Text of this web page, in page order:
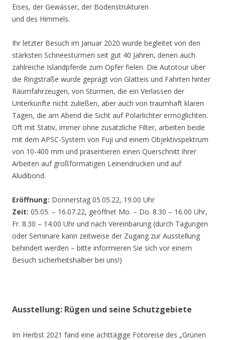
Eises, der Gewässer, der Bodenstrukturen
und des Himmels.
Ihr letzter Besuch im Januar 2020 wurde begleitet von den
stärksten Schneestürmen seit gut 40 Jahren, denen auch
zahlreiche Islandpferde zum Opfer fielen. Die Autotour über
die Ringstraße wurde geprägt von Glatteis und Fahrten hinter
Räumfahrzeugen, von Stürmen, die ein Verlassen der
Unterkünfte nicht zuließen, aber auch von traumhaft klaren
Tagen, die am Abend die Sicht auf Polarlichter ermöglichten.
Oft mit Stativ, immer ohne zusätzliche Filter, arbeiten beide
mit dem APSC-System von Fuji und einem Objektivspektrum
von 10-400 mm und präsentieren einen Querschnitt ihrer
Arbeiten auf großformatigen Leinendrucken und auf
Aludibond.
Eröffnung: Donnerstag 05.05.22, 19.00 Uhr
Zeit: 05.05. – 16.07.22, geöffnet Mo. – Do. 8.30 – 16.00 Uhr,
Fr. 8.30 – 14.00 Uhr und nach Vereinbarung (durch Tagungen
oder Seminare kann zeitweise der Zugang zur Ausstellung
behindert werden – bitte informieren Sie sich vor einem
Besuch sicherheitshalber bei uns!)
Ausstellung: Rügen und seine Schutzgebiete
Im Herbst 2021 fand eine achttägige Fotoreise des „Grünen